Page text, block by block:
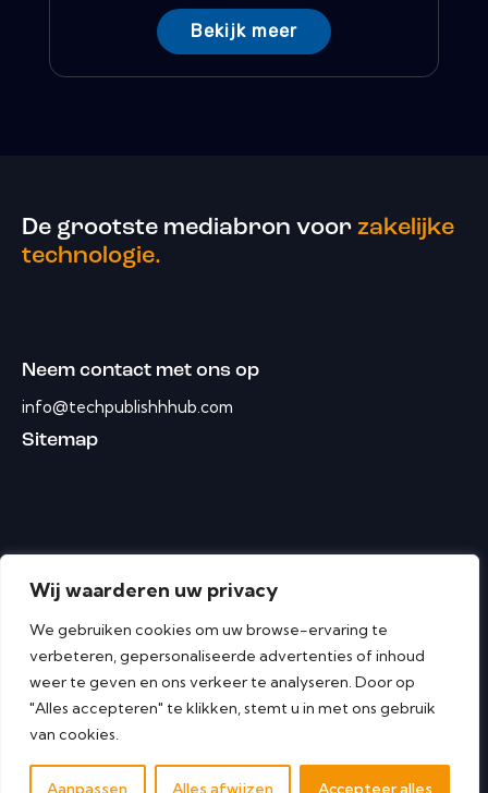
Wij waarderen uw privacy
We gebruiken cookies om uw browse-ervaring te
verbeteren, gepersonaliseerde advertenties of inhoud
weer te geven en ons verkeer te analyseren. Door op
"Alles accepteren" te klikken, stemt u in met ons gebruik
van cookies.
Aanpassen Alles afwijzen Accepteer alles
Bekijk meer
De grootste mediabron voor zakelijke
technologie.
Neem contact met ons op
info@techpublishhhub.com
Sitemap
Cyber ​​Security Tech Publish Hub © Alle rechten